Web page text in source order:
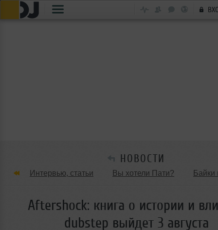
НОВОСТИ
Интервью, статьи Вы хотели Пати? Байки
Танцевальные стили
Новые лица Мужчина & Женщина
Aftershock: книга о истории и
dubstep выйдет 3 августа